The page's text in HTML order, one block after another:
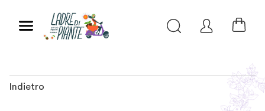
Indietro